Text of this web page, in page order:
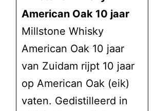
American Oak 10 jaar
Millstone Whisky
American Oak 10 jaar
van Zuidam rijpt 10 jaar
op American Oak (eik)
vaten. Gedistilleerd in